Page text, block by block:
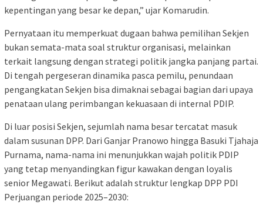
kepentingan yang besar ke depan,” ujar Komarudin.
Pernyataan itu memperkuat dugaan bahwa pemilihan Sekjen
bukan semata-mata soal struktur organisasi, melainkan
terkait langsung dengan strategi politik jangka panjang partai.
Di tengah pergeseran dinamika pasca pemilu, penundaan
pengangkatan Sekjen bisa dimaknai sebagai bagian dari upaya
penataan ulang perimbangan kekuasaan di internal PDIP.
Di luar posisi Sekjen, sejumlah nama besar tercatat masuk
dalam susunan DPP. Dari Ganjar Pranowo hingga Basuki Tjahaja
Purnama, nama-nama ini menunjukkan wajah politik PDIP
yang tetap menyandingkan figur kawakan dengan loyalis
senior Megawati. Berikut adalah struktur lengkap DPP PDI
Perjuangan periode 2025–2030: